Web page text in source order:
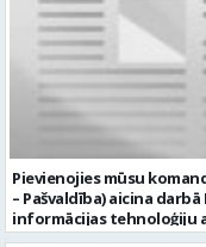
Pievienojies mūsu
– Pašvaldība) aicina
informācijas tehnoloģiju
Darba vieta: Rūjienas un